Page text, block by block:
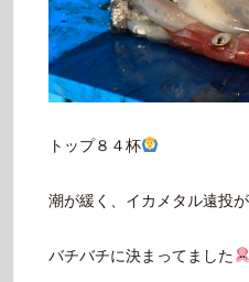
トップ８４杯
潮が緩く、イカメタル遠投が
バチバチに決まってました